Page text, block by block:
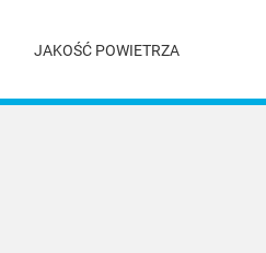
JAKOŚĆ POWIETRZA